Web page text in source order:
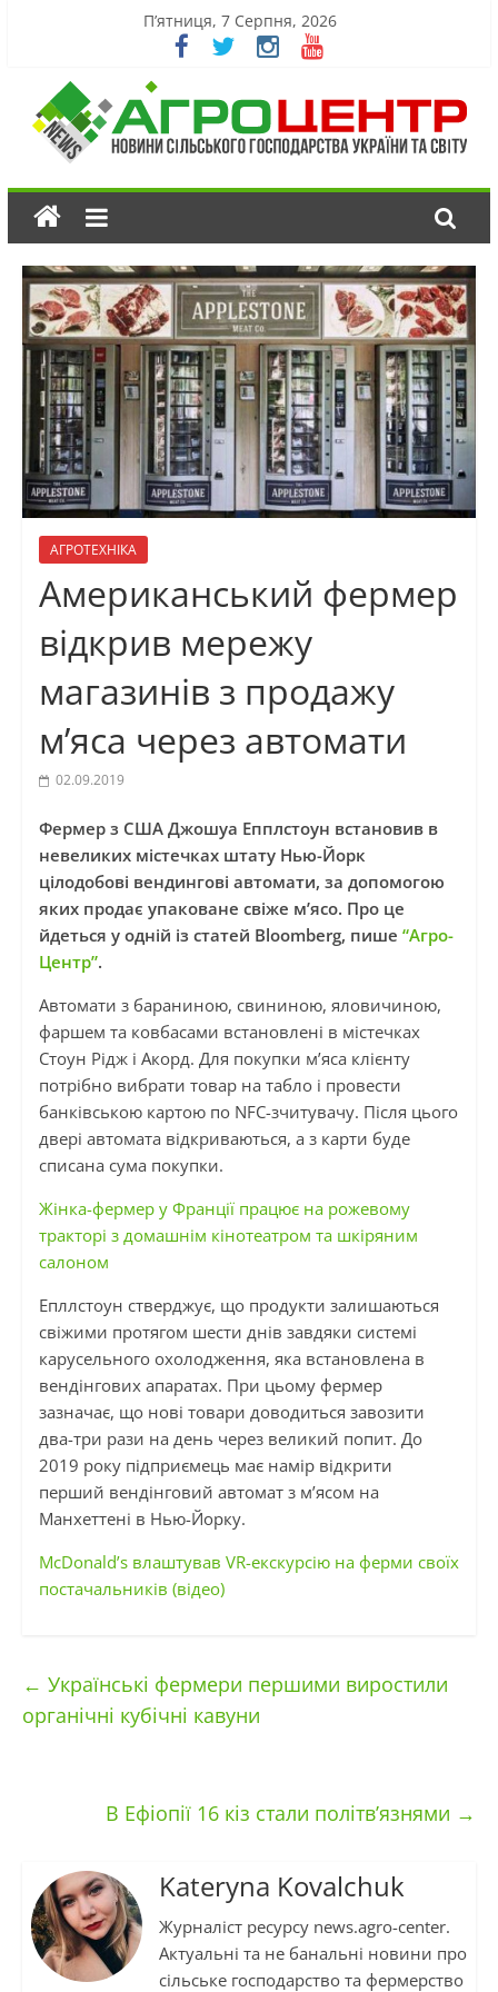
П’ятниця, 7 Серпня, 2026
АГРОТЕХНІКА
Американський фермер
відкрив мережу
магазинів з продажу
м’яса через автомати
02.09.2019
Фермер з США Джошуа Епплстоун встановив в
невеликих містечках штату Нью-Йорк
цілодобові вендингові автомати, за допомогою
яких продає упаковане свіже м’ясо. Про це
йдеться у одній із статей Bloomberg, пише “Агро-
Центр”.
Автомати з бараниною, свининою, яловичиною,
фаршем та ковбасами встановлені в містечках
Стоун Рідж і Акорд. Для покупки м’яса клієнту
потрібно вибрати товар на табло і провести
банківською картою по NFC-зчитувачу. Після цього
двері автомата відкриваються, а з карти буде
списана сума покупки.
Жінка-фермер у Франції працює на рожевому
тракторі з домашнім кінотеатром та шкіряним
салоном
Епллстоун стверджує, що продукти залишаються
свіжими протягом шести днів завдяки системі
карусельного охолодження, яка встановлена в
вендінгових апаратах. При цьому фермер
зазначає, що нові товари доводиться завозити
два-три рази на день через великий попит. До
2019 року підприємець має намір відкрити
перший вендінговий автомат з м’ясом на
Манхеттені в Нью-Йорку.
McDonald’s влаштував VR-екскурсію на ферми своїх
постачальників (відео)
← Українські фермери першими виростили
органічні кубічні кавуни
В Ефіопії 16 кіз стали політв’язнями →
Kateryna Kovalchuk
Журналіст ресурсу news.agro-center.
Актуальні та не банальні новини про
сільське господарство та фермерство